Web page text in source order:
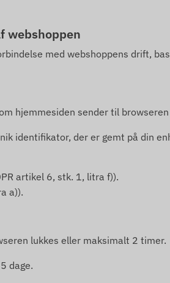
webshoppen
med webshoppens drift,
hjemmesiden sender til
identifikator, der er gemt på din
artikel 6, stk. 1, litra f)).
a)).
lukkes eller maksimalt 2 timer.
dage.